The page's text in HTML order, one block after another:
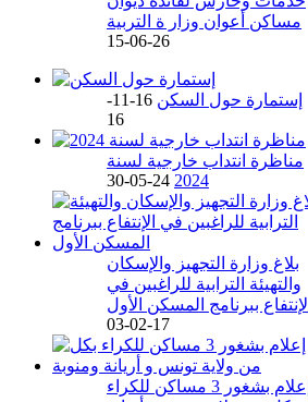
مساكن أعوان وزار ة التربية
26-06-15
إستمارة حول السكن
16-11-
16
مناظرة انتداب خارجية لسنة
2024
24-05-30
بلاغ وزارة التجهيز والإسكان
والتهيئة الترابية للراغبين في
الإنتفاع ببرنامج المسكن الأول
17-02-03
إعلام بشغور 3 مساكن للكراء